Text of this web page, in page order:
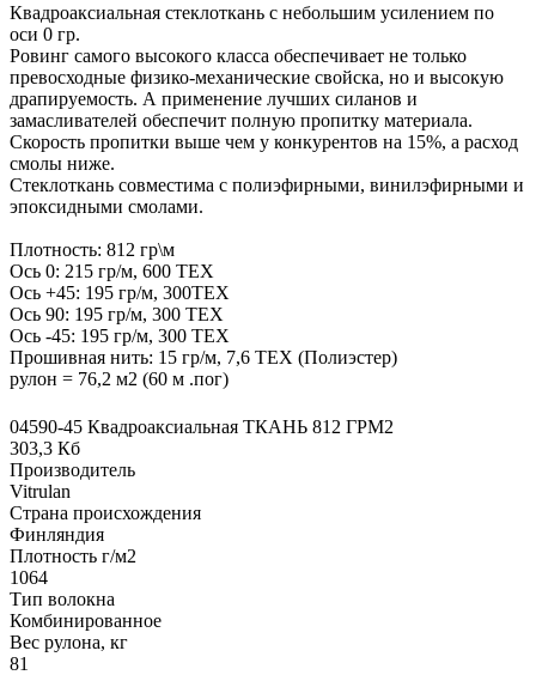
Квадроаксиальная стеклоткань с небольшим усилением по
оси 0 гр.
Ровинг самого высокого класса обеспечивает не только
превосходные физико-механические свойска, но и высокую
драпируемость. А применение лучших силанов и
замасливателей обеспечит полную пропитку материала.
Скорость пропитки выше чем у конкурентов на 15%, а расход
смолы ниже.
Стеклоткань совместима с полиэфирными, винилэфирными и
эпоксидными смолами.
Плотность: 812 гр\м
Ось 0: 215 гр/м, 600 ТЕХ
Ось +45: 195 гр/м, 300ТЕХ
Ось 90: 195 гр/м, 300 ТЕХ
Ось -45: 195 гр/м, 300 ТЕХ
Прошивная нить: 15 гр/м, 7,6 ТЕХ (Полиэстер)
рулон = 76,2 м2 (60 м .пог)
04590-45 Квадроаксиальная ТКАНЬ 812 ГРМ2
303,3 Кб
Производитель
Vitrulan
Страна происхождения
Финляндия
Плотность г/м2
1064
Тип волокна
Комбинированное
Вес рулона, кг
81